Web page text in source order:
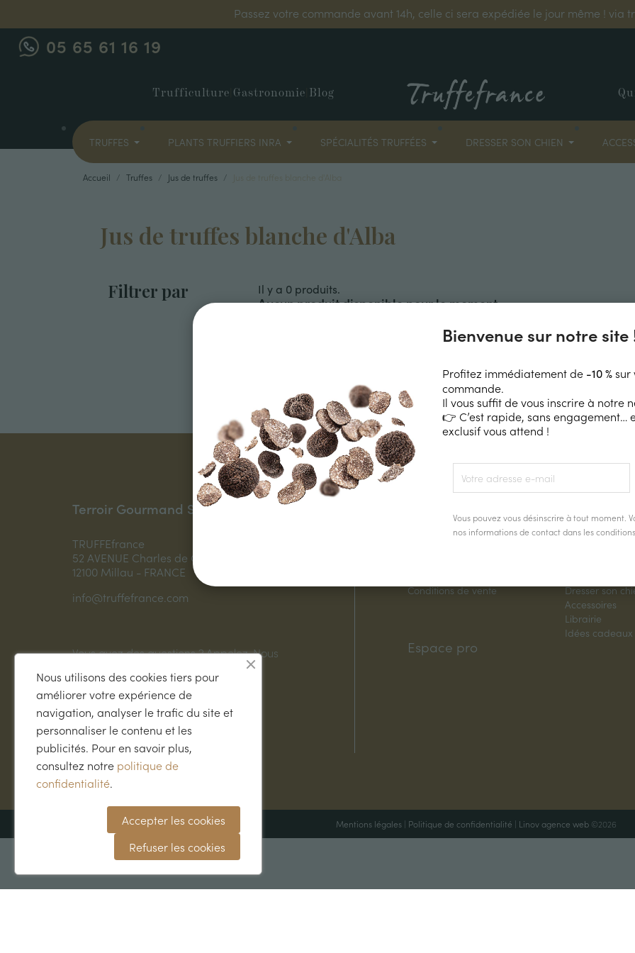
Passez votre commande avant 14h, celle ci sera expédiée le jour même ! via
05 65 61 16 19
Trufficulture Gastronomie Blog
TRUFFES PLANTS TRUFFIERS INRA SPÉCIALITÉS TRUFFÉES DRESSER SON CHIEN
Accueil Truffes Jus de truffes
Jus de truffes blanche d'Alba
Filtrer par Il y a 0 produits.
Aucun produit disponible pour le moment
Terroir Gourmand SAS
TRUFFEfrance
52 AVENUE Charles de Gaulle
12100 Millau - FRANCE
info@truffefrance.com
Vous avez des questions ? Appelez-Nous
05 65 61 16 19
Mon compte
Conditions de vente
Espace pro
Catalogue
Dresser son
Accessoires
Librairie
Idées cadeaux
Bienvenue sur notre site
Profitez immédiatement de -10 %sur
commande.
Il vous suffit de vous inscrire à notre
👉 C’est rapide, sans engagement…
exclusif vous attend !
Vous pouvez vous désinscrire à tout moment.
nos informations de contact dans les
Mentions légales | Politique de confidentialité | Linov agence web ©2026
Nous utilisons des cookies tiers pour
améliorer votre expérience de
navigation, analyser le trafic du site et
personnaliser le contenu et les
publicités. Pour en savoir plus,
consultez notre politique de
confidentialité.
Accepter les cookies
Refuser les cookies